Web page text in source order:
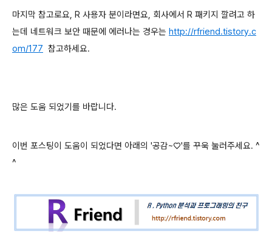
마지막 참고로요, R 사용자 분이라면요, 회사에서 R 패키지 깔려고 하
는데 네트워크 보안 때문에 에러나는 경우는 http://rfriend.tistory.c
om/177 참고하세요.
많은 도움 되었기를 바랍니다.
이번 포스팅이 도움이 되었다면 아래의 '공감~♡'를 꾸욱 눌러주세요. ^
^